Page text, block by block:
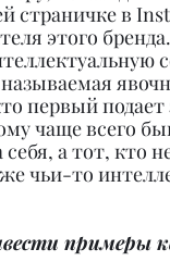
страничке в
этого бренда.
первый подает
чаще всего
а тот, кто
чьи-то
примеры